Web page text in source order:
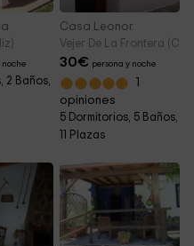
noche
2 Baños,
Casa Leonor
Vejer De La Frontera
30€ persona y noche
opiniones
5 Dormitorios, 5 Baños,
11 Plazas